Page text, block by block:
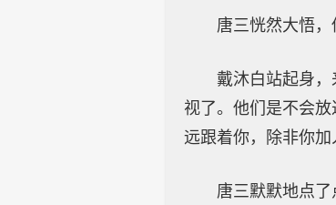
唐三恍然大悟，
戴沐白站起身
视了。他们是不会
远跟着你，除非你
唐三默默地点了